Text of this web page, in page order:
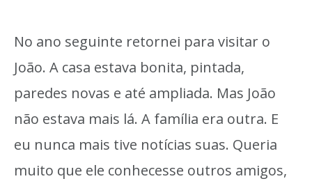
No ano seguinte retornei para visitar o
João. A casa estava bonita, pintada,
paredes novas e até ampliada. Mas João
não estava mais lá. A família era outra. E
eu nunca mais tive notícias suas. Queria
muito que ele conhecesse outros amigos,